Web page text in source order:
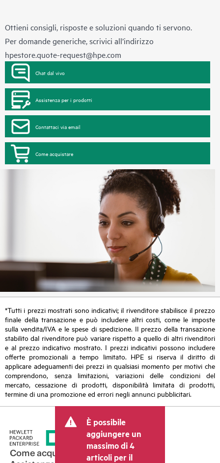
Ottieni consigli, risposte e soluzioni quando ti servono.
Per domande generiche, scrivici all’indirizzo
hpestore.quote-request@hpe.com
Chat dal vivo
Assistenza per i prodotti
Contattaci via email
Come acquistare
*Tutti i prezzi mostrati sono indicativi; il rivenditore stabilisce il prezzo
finale della transazione e può includere altri costi, come le imposte
sulla vendita/IVA e le spese di spedizione. Il prezzo della transazione
stabilito dal rivenditore può variare rispetto a quello di altri rivenditori
e al prezzo indicativo mostrato. I prezzi indicativi possono includere
offerte promozionali a tempo limitato. HPE si riserva il diritto di
applicare adeguamenti dei prezzi in qualsiasi momento per motivi che
comprendono, senza limitazioni, variazioni delle condizioni del
mercato, cessazione di prodotti, disponibilità limitata di prodotti,
termine di una promozione ed errori negli annunci pubblicitari.
È possibile
aggiungere un
massimo di 4
articoli per il
Come acquistare